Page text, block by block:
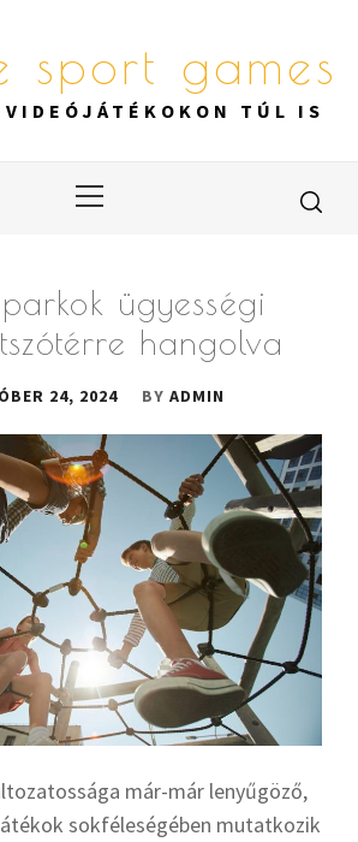
sport games
TÚL IS
Menu
ügyességi
hangolva
24, 2024 BY ADMIN
már-már lenyűgöző,
sokféleségében mutatkozik